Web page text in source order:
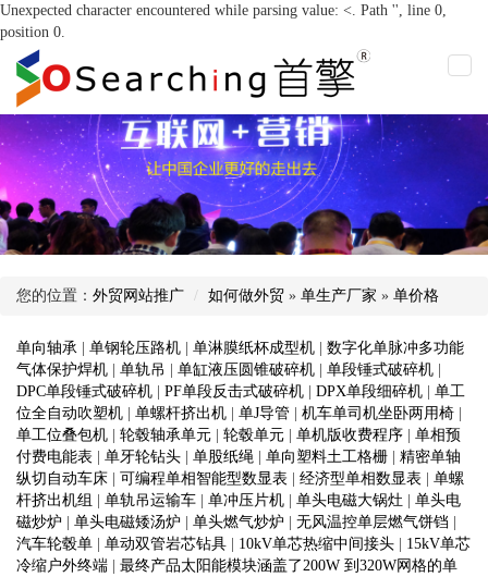
Unexpected character encountered while parsing value: <. Path '', line 0,
position 0.
您的位置： 外贸网站推广 如何做外贸 » 单生产厂家 » 单价格
单向轴承 | 单钢轮压路机 | 单淋膜纸杯成型机 | 数字化单脉冲多功能
气体保护焊机 | 单轨吊 | 单缸液压圆锥破碎机 | 单段锤式破碎机 |
DPC单段锤式破碎机 | PF单段反击式破碎机 | DPX单段细碎机 | 单工
位全自动吹塑机 | 单螺杆挤出机 | 单J导管 | 机车单司机坐卧两用椅 |
单工位叠包机 | 轮毂轴承单元 | 轮毂单元 | 单机版收费程序 | 单相预
付费电能表 | 单牙轮钻头 | 单股纸绳 | 单向塑料土工格栅 | 精密单轴
纵切自动车床 | 可编程单相智能型数显表 | 经济型单相数显表 | 单螺
杆挤出机组 | 单轨吊运输车 | 单冲压片机 | 单头电磁大锅灶 | 单头电
磁炒炉 | 单头电磁矮汤炉 | 单头燃气炒炉 | 无风温控单层燃气饼铛 |
汽车轮毂单 | 单动双管岩芯钻具 | 10kV单芯热缩中间接头 | 15kV单芯
冷缩户外终端 | 最终产品太阳能模块涵盖了200W 到320W网格的单